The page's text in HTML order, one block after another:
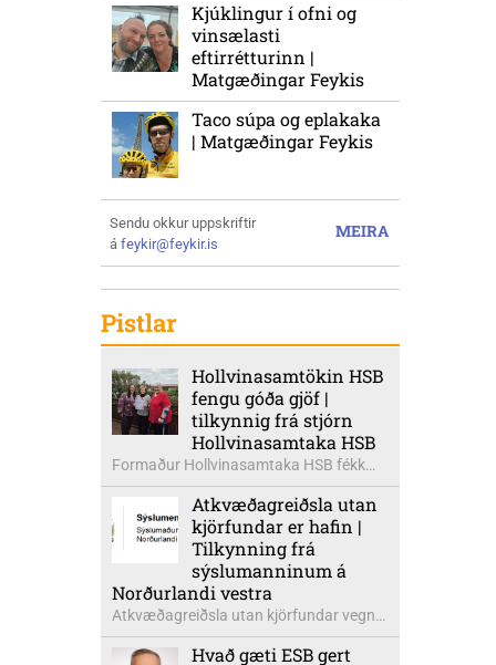
Kjúklingur í ofni og
vinsælasti
eftirrétturinn |
Matgæðingar Feykis
Taco súpa og eplakaka
| Matgæðingar Feykis
MEIRA
Sendu okkur uppskriftir
á feykir@feykir.is
Pistlar
Hollvinasamtökin HSB
fengu góða gjöf |
tilkynnig frá stjórn
Hollvinasamtaka HSB
Formaður Hollvinasamtaka HSB fékk
heldur betur góða heimsók þann 5.
ágúst síðastliðinn. Þarna voru mættar
þær Ingibjörg á Auðólfsstöðum
formaður Kvenfélags
Bólstaðarhlíðarhrepps og Guðrún á
Auðkúlu formaður Kvenfélags
Svínavatnshrepps. Afhentu þær
Sigurlaugu Þóru gjafabréf að upphæð
Atkvæðagreiðsla utan
kjörfundar er hafin |
Tilkynning frá
sýslumanninum á
Norðurlandi vestra
Atkvæðagreiðsla utan kjörfundar vegna
þjóðaratkvæðagreiðslu um
aðildarviðræður við ESB er hafin. Greiða
Hvað gæti ESB gert